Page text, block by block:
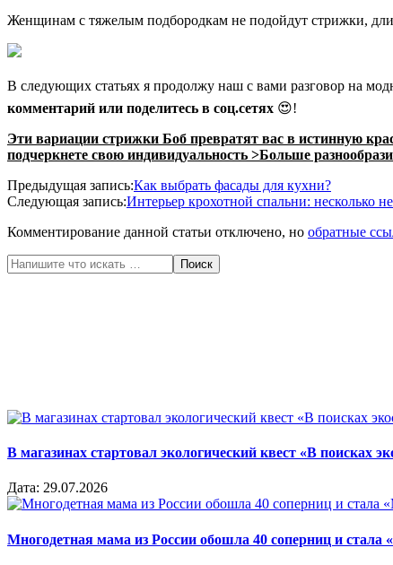
Женщинам с тяжелым подбородкам не подойдут стрижки,
В следующих статьях я продолжу наш с вами разговор на
комментарий или поделитесь в соц.сетях 😍!
Эти вариации стрижки Боб превратят вас в истинную
подчеркнете свою индивидуальность >Больше
2020-
07-
Предыдущая запись:Как выбрать фасады для кухни?
Следующая запись:Интерьер крохотной спальни: несколько
Комментирование данной статьи отключено, но обратные
Поиск
В магазинах стартовал экологический квест «В поисках
Дата: 29.07.2026
Многодетная мама из России обошла 40 соперниц и стала